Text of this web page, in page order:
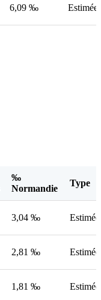
6,09 ‰ Estimée
‰
Normandie
Type
3,04 ‰ Estimée
2,81 ‰ Estimée
1,81 ‰ Estimée